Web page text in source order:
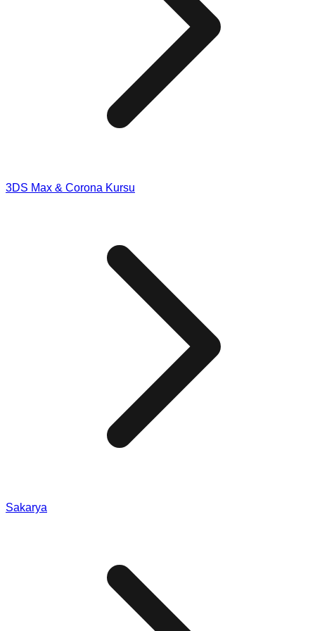
3DS Max & Corona Kursu
Sakarya